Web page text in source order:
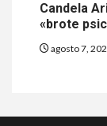
Candela
«brote
agosto 7,